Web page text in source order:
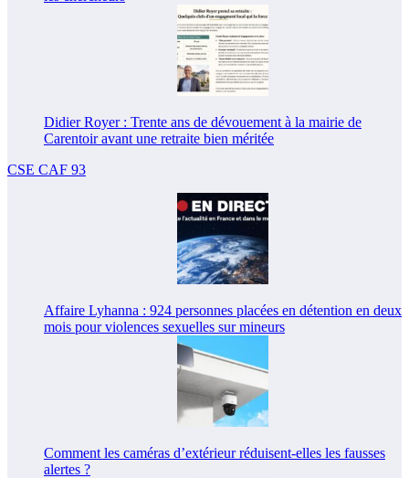
Didier Royer : Trente ans de dévouement à la mairie de
Carentoir avant une retraite bien méritée
CSE CAF 93
Affaire Lyhanna : 924 personnes placées en détention en deux
mois pour violences sexuelles sur mineurs
Comment les caméras d’extérieur réduisent-elles les fausses
alertes ?